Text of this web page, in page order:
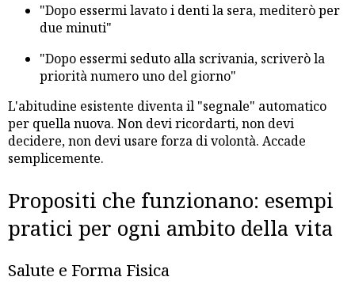
"Dopo essermi lavato i denti la sera, mediterò per
due minuti"
"Dopo essermi seduto alla scrivania, scriverò la
priorità numero uno del giorno"
L'abitudine esistente diventa il "segnale" automatico
per quella nuova. Non devi ricordarti, non devi
decidere, non devi usare forza di volontà. Accade
semplicemente.
Propositi che funzionano: esempi
pratici per ogni ambito della vita
Salute e Forma Fisica